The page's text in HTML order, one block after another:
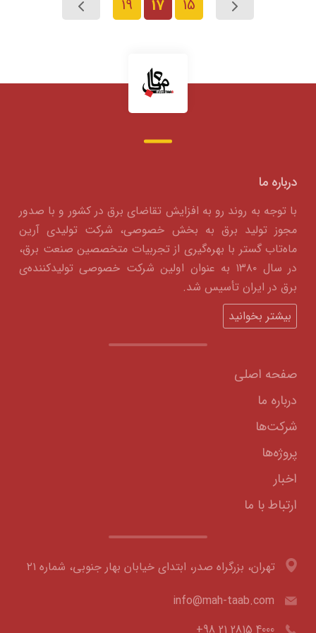
15
17
19
درباره ما
با توجه به روند رو به افزایش تقاضای برق در کشور و با صدور
مجوز تولید برق به بخش خصوصی، شرکت تولیدی آرین
ماه‌تاب گستر با بهره‌گیری از تجربیات متخصصین صنعت برق،
در سال ۱۳۸۰ به عنوان اولین شرکت خصوصی تولیدکننده‌ی
برق در ایران تأسیس شد.
بیشتر بخوانید
صفحه اصلی
درباره ما
شرکت‌ها
پروژه‌ها
اخبار
ارتباط با ما
تهران، بزرگراه صدر، ابتدای خیابان بهار جنوبی، شماره ۲۱
info@mah-taab.com